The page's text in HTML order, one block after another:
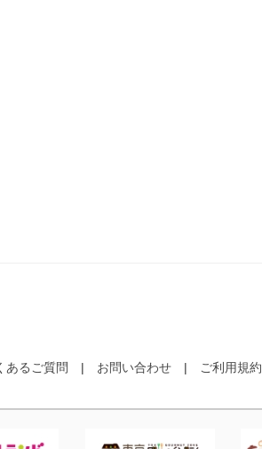
あるご質問 お問い合わせ ご利用規約